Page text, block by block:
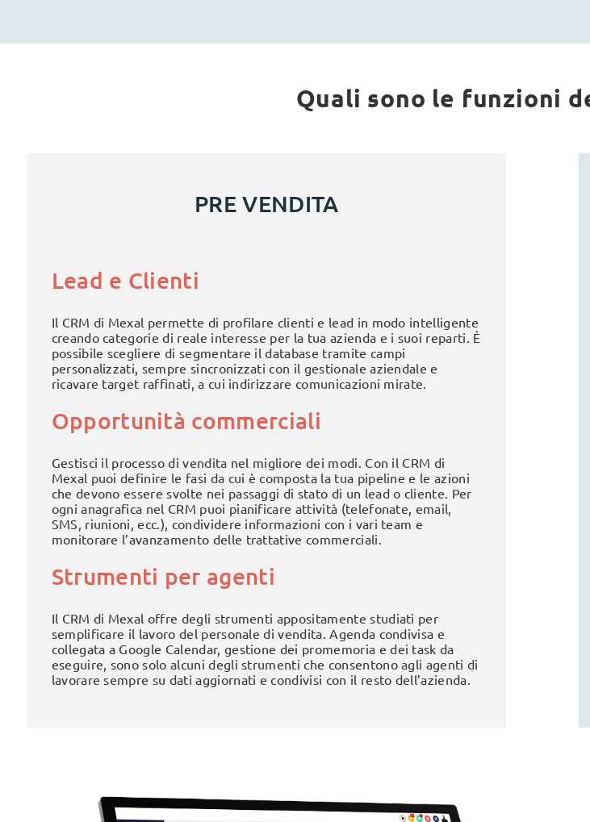
Quali sono le funzioni
PRE VENDITA
Lead e Clienti
Il CRM di Mexal permette di profilare clienti e lead in modo intelligente
creando categorie di reale interesse per la tua azienda e i suoi reparti. È
possibile scegliere di segmentare il database tramite campi
personalizzati, sempre sincronizzati con il gestionale aziendale e
ricavare target raffinati, a cui indirizzare comunicazioni mirate.
Opportunità commerciali
Gestisci il processo di vendita nel migliore dei modi. Con il CRM di
Mexal puoi definire le fasi da cui è composta la tua pipeline e le azioni
che devono essere svolte nei passaggi di stato di un lead o cliente. Per
ogni anagrafica nel CRM puoi pianificare attività (telefonate, email,
SMS, riunioni, ecc.), condividere informazioni con i vari team e
monitorare l’avanzamento delle trattative commerciali.
Strumenti per agenti
Il CRM di Mexal offre degli strumenti appositamente studiati per
semplificare il lavoro del personale di vendita. Agenda condivisa e
collegata a Google Calendar, gestione dei promemoria e dei task da
eseguire, sono solo alcuni degli strumenti che consentono agli agenti di
lavorare sempre su dati aggiornati e condivisi con il resto dell’azienda.